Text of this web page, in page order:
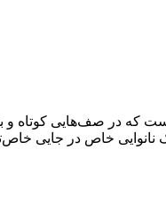
در صف‌هایی کوتاه و
نانوایی خاص در جایی